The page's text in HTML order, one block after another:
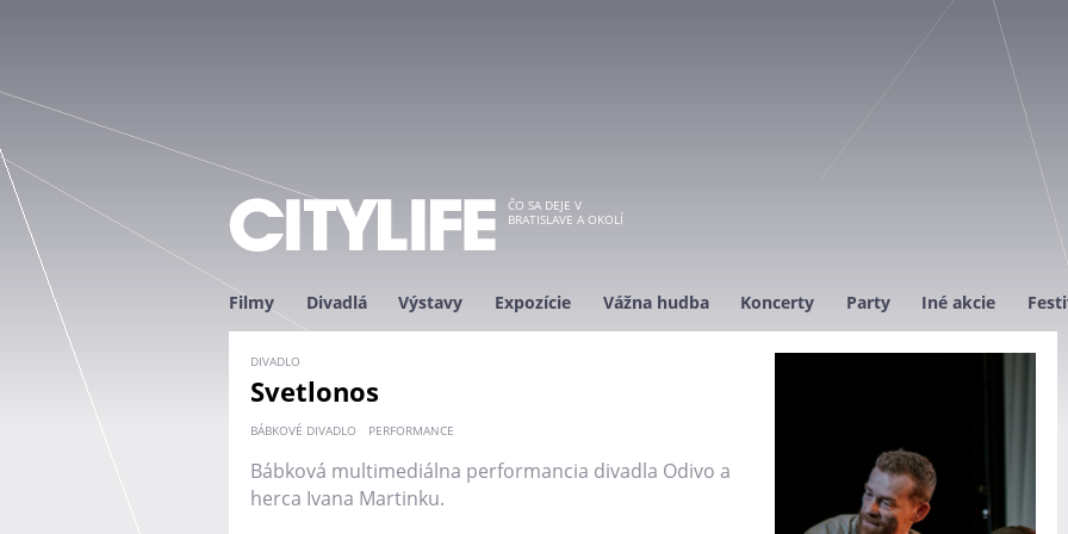
ČO SA DEJE V
BRATISLAVE A OKOLÍ
Filmy Divadlá Výstavy Expozície Vážna hudba Koncerty Party Iné akcie
DIVADLO
Svetlonos
BÁBKOVÉ DIVADLO PERFORMANCE
Bábková multimediálna performancia divadla Odivo a
herca Ivana Martinku.